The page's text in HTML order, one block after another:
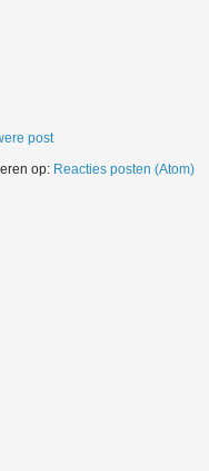
post
op: Reacties posten (Atom)